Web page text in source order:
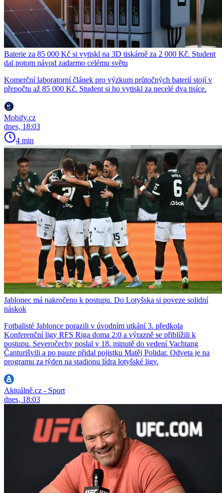
Baterie za 85 000 Kč si vytiskl na 3D tiskárně za 2 000 Kč. Student
dal potom návod zadarmo celému světu
Komerční laboratorní článek pro výzkum průtočných baterií stojí v
přepočtu až 85 000 Kč. Student si ho vytiskl za necelé dva tisíce.
Mobify.cz
dnes, 18:03
4 min
Jablonec má nakročeno k postupu. Do Lotyšska si poveze solidní
náskok
Fotbalisté Jablonce porazili v úvodním utkání 3. předkola
Konferenční ligy RFS Riga doma 2:0 a výrazně se přiblížili k
postupu. Severočechy poslal v 18. minutě do vedení Vachtang
Čanturišvili a po pauze přidal pojistku Matěj Polidar. Odveta je na
programu za týden na stadionu lídra lotyšské ligy.
Aktuálně.cz - Sport
dnes, 18:03